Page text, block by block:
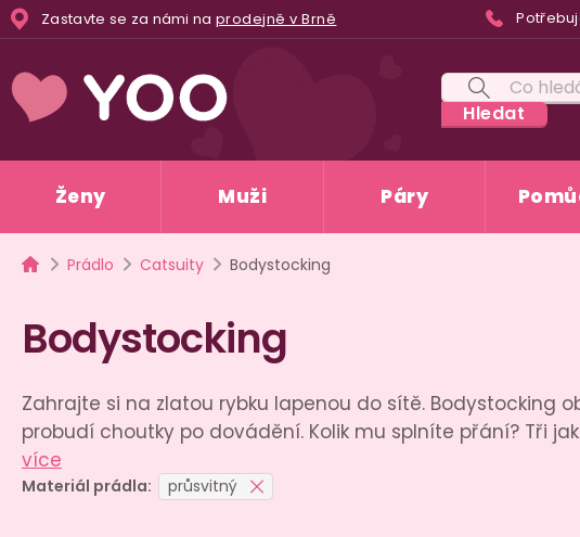
Přejít
na
Zastavte se za námi na prodejně v Brně
Hledat
Ženy Muži Páry
Domů
Prádlo Catsuity Bodystocking
Bodystocking
Zahrajte si na zlatou rybku lapenou do sítě. Bodystocking
probudí choutky po dovádění. Kolik mu splníte přání? Tři
více
Materiál prádla: průsvitný